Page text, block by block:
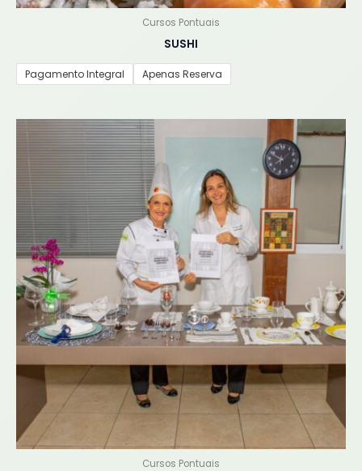
Cursos Pontuais
SUSHI
Pagamento Integral Apenas Reserva
Cursos Pontuais